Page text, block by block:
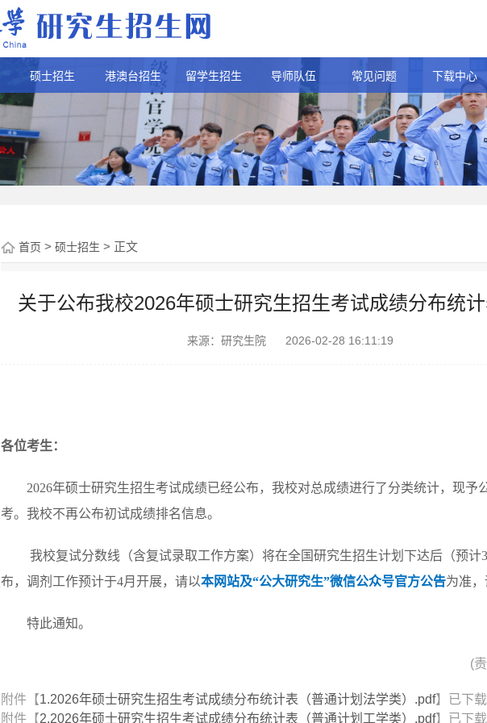
硕士招生 港澳台招生 留学生招生 导师队伍 常见问题 下载中心
首页 > 硕士招生 > 正文
关于公布我校2026年硕士研究生招生考试成绩分布统
来源：研究生院 2026-02-28 16:11:19
各位考生：
2026年硕士研究生招生考试成绩已经公布，我校对总成绩进行了分类统计，现予
考。我校不再公布初试成绩排名信息。
我校复试分数线（含复试录取工作方案）将在全国研究生招生计划下达后（预计
布，调剂工作预计于4月开展，请以本网站及“公大研究生”微信公众号官方公告为准，
特此通知。
(
附件【1.2026年硕士研究生招生考试成绩分布统计表（普通计划法学类）.pdf】已下载
附件【2.2026年硕士研究生招生考试成绩分布统计表（普通计划工学类）.pdf】已下载